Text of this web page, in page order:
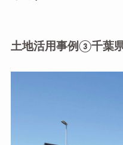
土地活用事例③千葉